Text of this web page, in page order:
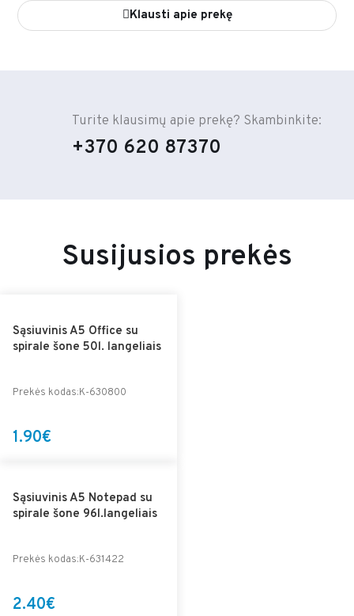
Klausti apie prekę
Turite klausimų apie prekę? Skambinkite:
+370 620 87370
Susijusios prekės
Sąsiuvinis A5 Office su
spirale šone 50l. langeliais
Prekės kodas:K-630800
1.90€
Sąsiuvinis A5 Notepad su
spirale šone 96l.langeliais
Prekės kodas:K-631422
2.40€